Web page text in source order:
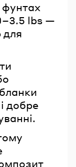
фунтах
lbs —
для
добре